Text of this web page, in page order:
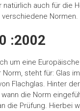
auch für die
Normen.
:2002
um eine
steht für: Glas
Flachglas. Hinter
die Norm
die Prüfung. Hierbei